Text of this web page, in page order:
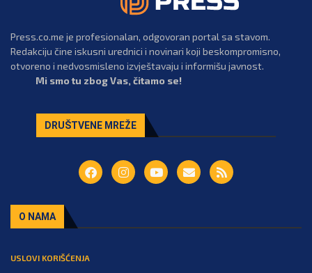
Press.co.me je profesionalan, odgovoran portal sa stavom.
Redakciju čine iskusni urednici i novinari koji beskompromisno,
otvoreno i nedvosmisleno izvještavaju i informišu javnost.
Mi smo tu zbog Vas, čitamo se!
DRUŠTVENE MREŽE
O NAMA
USLOVI KORIŠĆENJA